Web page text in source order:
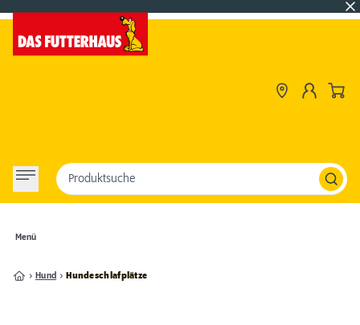
Menü
Produktsuche
Hund Hundeschlafplätze